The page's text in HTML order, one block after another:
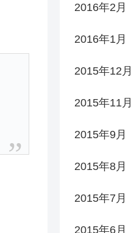
2016年2月
2016年1月
2015年12月
2015年11月
2015年9月
2015年8月
2015年7月
2015年6月